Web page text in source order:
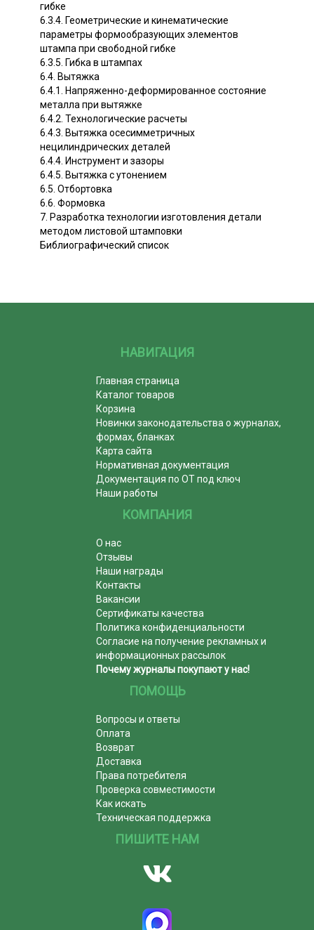
гибке
6.3.4. Геометрические и кинематические
параметры формообразующих элементов
штампа при свободной гибке
6.3.5. Гибка в штампах
6.4. Вытяжка
6.4.1. Напряженно-деформированное состояние
металла при вытяжке
6.4.2. Технологические расчеты
6.4.3. Вытяжка осесимметричных
нецилиндрических деталей
6.4.4. Инструмент и зазоры
6.4.5. Вытяжка с утонением
6.5. Отбортовка
6.6. Формовка
7. Разработка технологии изготовления детали
методом листовой штамповки
Библиографический список
НАВИГАЦИЯ
Главная страница
Каталог товаров
Корзина
Новинки законодательства о журналах,
формах, бланках
Карта сайта
Нормативная документация
Документация по ОТ под ключ
Наши работы
КОМПАНИЯ
О нас
Отзывы
Наши награды
Контакты
Вакансии
Сертификаты качества
Политика конфиденциальности
Согласие на получение рекламных и
информационных рассылок
Почему журналы покупают у нас!
ПОМОЩЬ
Вопросы и ответы
Оплата
Возврат
Доставка
Права потребителя
Проверка совместимости
Как искать
Техническая поддержка
ПИШИТЕ НАМ